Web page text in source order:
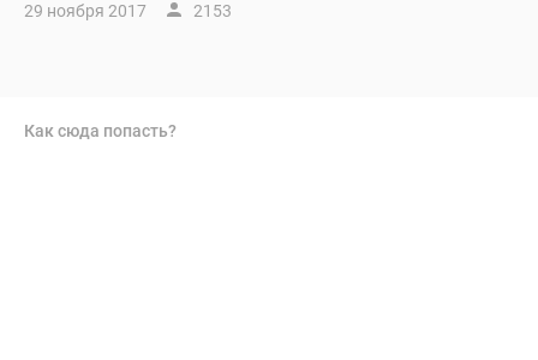
29 ноября 2017 2153
Как сюда попасть?